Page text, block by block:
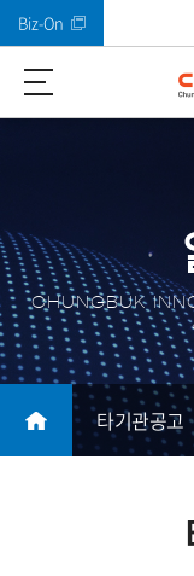
Biz-On
CHUNGBUK
타기관공고